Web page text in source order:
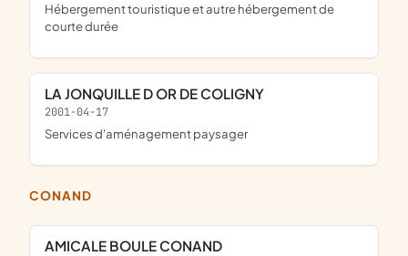
Hébergement touristique et autre hébergement de
courte durée
LA JONQUILLE D OR DE COLIGNY
2001-04-17
Services d'aménagement paysager
CONAND
AMICALE BOULE CONAND